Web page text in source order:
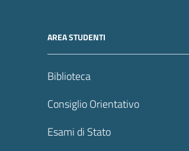
AREA STUDENTI
Biblioteca
Consiglio Orientativo
Esami di Stato